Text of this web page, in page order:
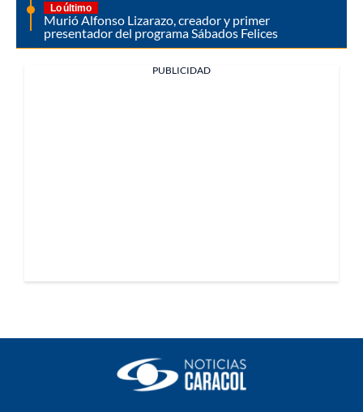
Lo último
Murió Alfonso Lizarazo, creador y primer
presentador del programa Sábados Felices
PUBLICIDAD